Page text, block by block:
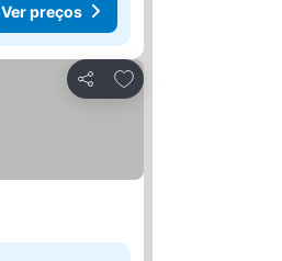
Ver preços
Partilhar
Adicionar aos